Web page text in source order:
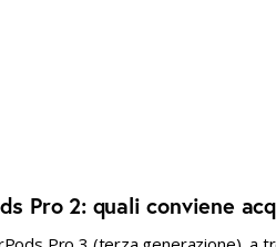
Pro 2: quali conviene